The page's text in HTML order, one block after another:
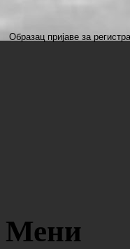
Образац пријаве за
Мени